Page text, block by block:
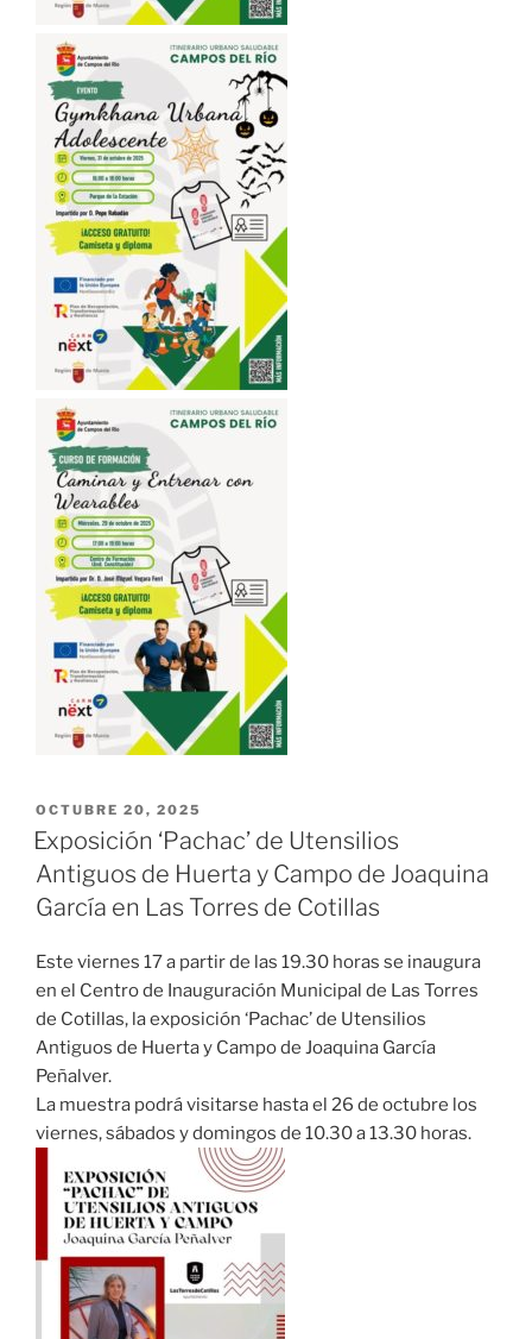
OCTUBRE 20, 2025
Exposición ‘Pachac’ de Utensilios
Antiguos de Huerta y Campo de Joaquina
García en Las Torres de Cotillas
Este viernes 17 a partir de las 19.30 horas se inaugura
en el Centro de Inauguración Municipal de Las Torres
de Cotillas, la exposición ‘Pachac’ de Utensilios
Antiguos de Huerta y Campo de Joaquina García
Peñalver.
La muestra podrá visitarse hasta el 26 de octubre los
viernes, sábados y domingos de 10.30 a 13.30 horas.